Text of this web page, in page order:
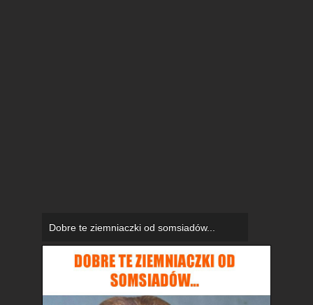
Dobre te ziemniaczki od somsiadów...